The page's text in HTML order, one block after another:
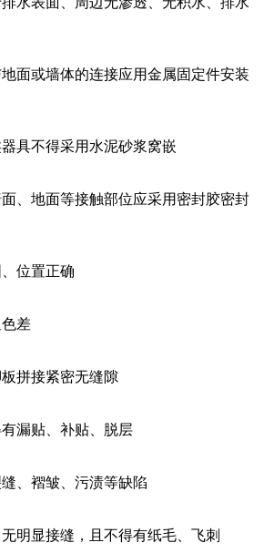
面或墙体的连接应用金属固定件安装
具不得采用水泥砂浆窝嵌
、地面等接触部位应采用密封胶密封
位置正确
差
拼接紧密无缝隙
漏贴、补贴、脱层
、褶皱、污渍等缺陷
明显接缝，且不得有纸毛、飞刺